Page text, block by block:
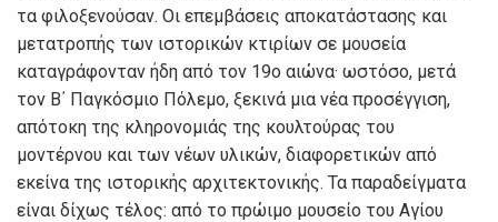
τα φιλοξενούσαν. Οι επεμβάσεις αποκατάστασης και
μετατροπής των ιστορικών κτιρίων σε μουσεία
καταγράφονταν ήδη από τον 19ο αιώνα· ωστόσο, μετά
τον Β΄ Παγκόσμιο Πόλεμο, ξεκινά μια νέα προσέγγιση,
απότοκη της κληρονομιάς της κουλτούρας του
μοντέρνου και των νέων υλικών, διαφορετικών από
εκείνα της ιστορικής αρχιτεκτονικής. Τα παραδείγματα
είναι δίχως τέλος: από το πρώιμο μουσείο του Αγίου